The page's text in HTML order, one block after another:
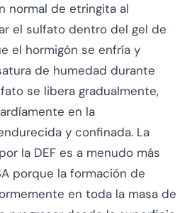
normal de etringita al
el sulfato dentro del gel de
el hormigón se enfría y
de humedad durante
se libera gradualmente,
en la
y confinada. La
la DEF es a menudo más
porque la formación de
en toda la masa de